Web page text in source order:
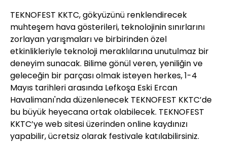
TEKNOFEST KKTC, gökyüzünü renklendirecek
muhteşem hava gösterileri, teknolojinin sınırlarını
zorlayan yarışmaları ve birbirinden özel
etkinlikleriyle teknoloji meraklılarına unutulmaz bir
deneyim sunacak. Bilime gönül veren, yeniliğin ve
geleceğin bir parçası olmak isteyen herkes, 1-4
Mayıs tarihleri arasında Lefkoşa Eski Ercan
Havalimanı'nda düzenlenecek TEKNOFEST KKTC’de
bu büyük heyecana ortak olabilecek. TEKNOFEST
KKTC’ye web sitesi üzerinden online kaydınızı
yapabilir, ücretsiz olarak festivale katılabilirsiniz.